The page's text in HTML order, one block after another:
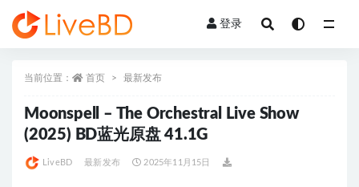
登录
当前位置： 首页 最新发布
Moonspell – The Orchestral Live Show
(2025) BD蓝光原盘 41.1G
LiveBD 最新发布 2025年11月15日